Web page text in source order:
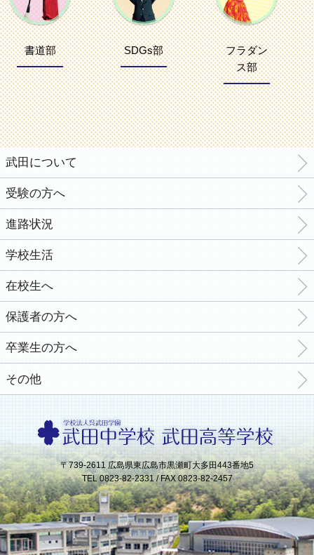
書道部 SDGs部
フラダン
ス部
武田について
受験の方へ
進路状況
学校生活
在校生へ
保護者の方へ
卒業生の方へ
その他
〒739-2611 広島県東広島市黒瀬町大多田443番地5
TEL 0823-82-2331 / FAX 0823-82-2457